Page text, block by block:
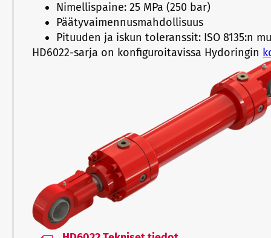
Nimellispaine: 25 MPa (250 bar)
Päätyvaimennusmahdollisuus
Pituuden ja iskun toleranssit: ISO 8135:n
HD6022-sarja on konfiguroitavissa Hydoringin